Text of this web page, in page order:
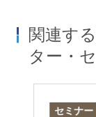
関連す
ター・
セミナー